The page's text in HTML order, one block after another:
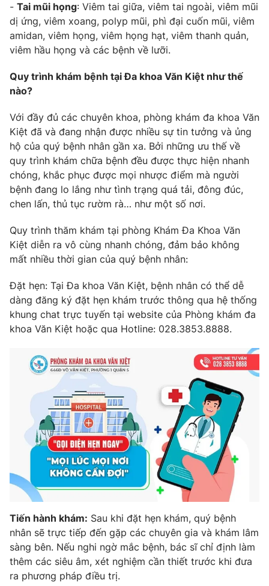
Liên hệ quảng cáo:024-7300.7108
® Cấm sao chép dưới mọi hình thức nếu không có sự chấp
thuận bằng văn bản. Ghi rõ nguồn VTV.vn khi phát hành lại
thông tin từ website này.
- Tai mũi họng: Viêm tai giữa, viêm tai ngoài, viêm mũi
dị ứng, viêm xoang, polyp mũi, phì đại cuốn mũi, viêm
amidan, viêm họng, viêm họng hạt, viêm thanh quản,
viêm hầu họng và các bệnh về lưỡi.
Quy trình khám bệnh tại Đa khoa Văn Kiệt như thế
nào?
Với đầy đủ các chuyên khoa, phòng khám đa khoa Văn
Kiệt đã và đang nhận được nhiều sự tin tưởng và ủng
hộ của quý bệnh nhân gần xa. Bởi những ưu thế về
quy trình khám chữa bệnh đều được thực hiện nhanh
chóng, khắc phục được mọi nhược điểm mà người
bệnh đang lo lắng như tình trạng quá tải, đông đúc,
chen lấn, thủ tục rườm rà… như một số nơi.
Quy trình thăm khám tại phòng Khám Đa Khoa Văn
Kiệt diễn ra vô cùng nhanh chóng, đảm bảo không
mất nhiều thời gian của quý bệnh nhân:
Đặt hẹn: Tại Đa khoa Văn Kiệt, bệnh nhân có thể dễ
dàng đăng ký đặt hẹn khám trước thông qua hệ thống
khung chat trực tuyến tại website của Phòng khám đa
khoa Văn Kiệt hoặc qua Hotline: 028.3853.8888.
Tiến hành khám: Sau khi đặt hẹn khám, quý bệnh
nhân sẽ trực tiếp đến gặp các chuyên gia và khám lâm
sàng bên. Nếu nghi ngờ mắc bệnh, bác sĩ chỉ định làm
thêm các siêu âm, xét nghiệm cần thiết trước khi đưa
ra phương pháp điều trị.